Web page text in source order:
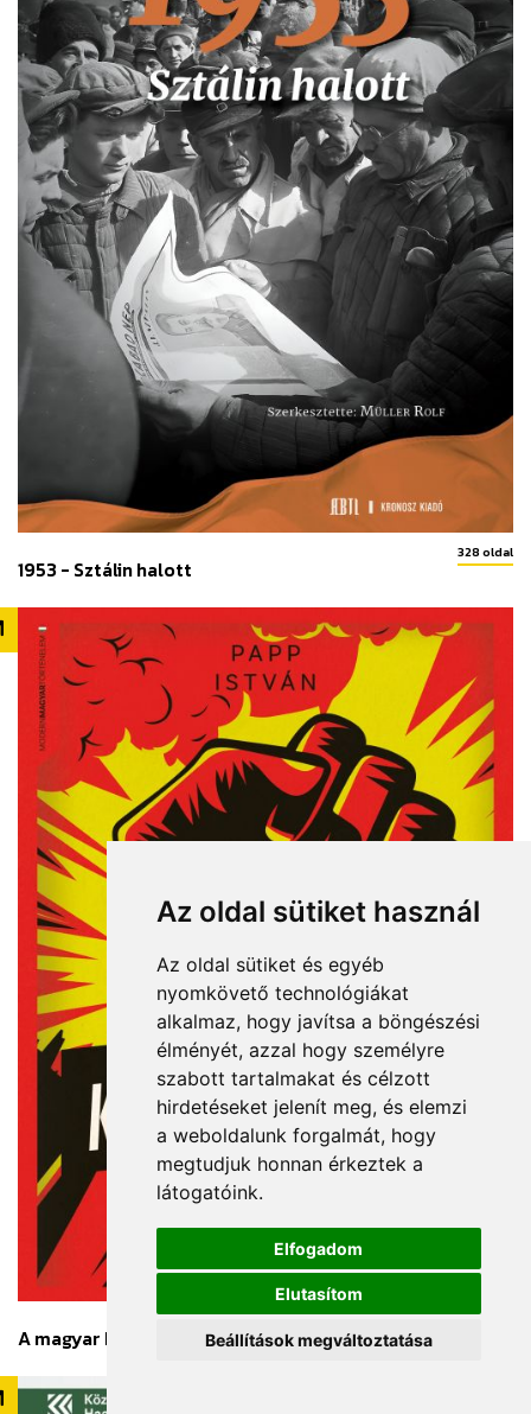
Az oldal sütiket használ
Az oldal sütiket és egyéb
nyomkövető technológiákat
alkalmaz, hogy javítsa a böngészési
élményét, azzal hogy személyre
szabott tartalmakat és célzott
hirdetéseket jelenít meg, és elemzi
a weboldalunk forgalmát, hogy
megtudjuk honnan érkeztek a
látogatóink.
Elfogadom
Elutasítom
Beállítások megváltoztatása
328 oldal
1953 - Sztálin halott
400 oldal
A magyar kommunisták 1918-1989